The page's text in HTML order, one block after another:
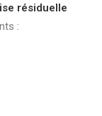
résiduelle
: